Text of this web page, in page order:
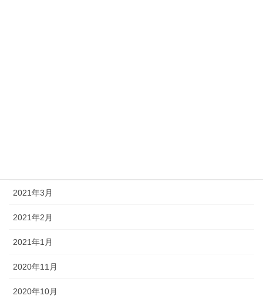
2021年3月
2021年2月
2021年1月
2020年11月
2020年10月